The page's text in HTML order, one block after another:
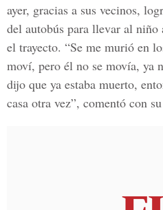
ayer, gracias a sus vecinos,
del autobús para llevar al
el trayecto. “Se me murió en
moví, pero él no se movía, ya
dijo que ya estaba muerto,
casa otra vez”, comentó con